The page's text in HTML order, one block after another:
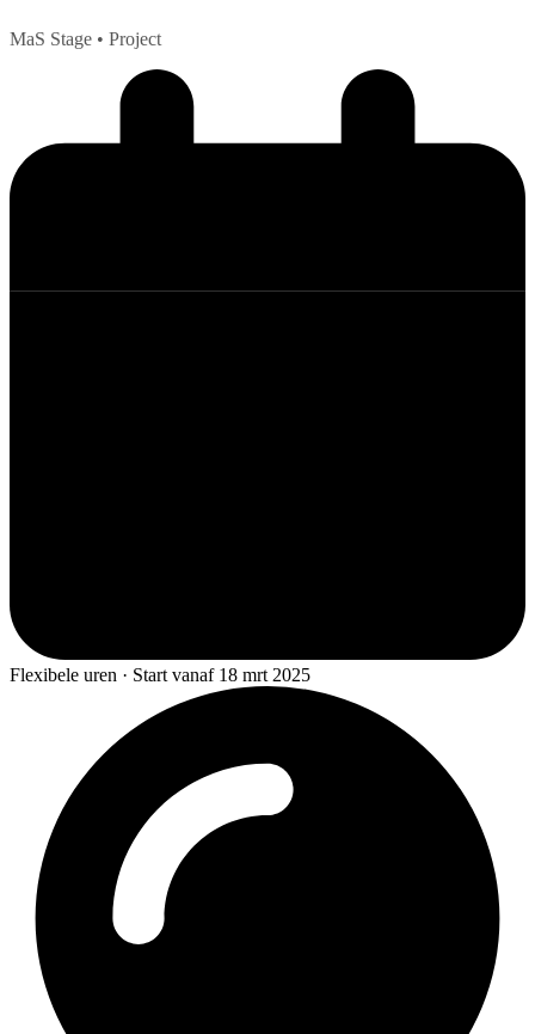
MaS Stage • Project
Flexibele uren · Start vanaf 18 mrt 2025